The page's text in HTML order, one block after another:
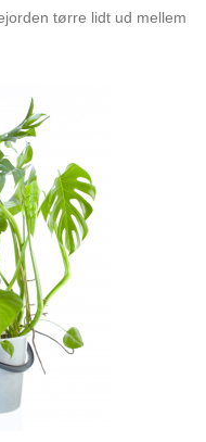
tørre lidt ud mellem